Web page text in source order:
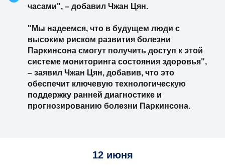
часами", – добавил Чжан Цян.
"Мы надеемся, что в будущем люди с
высоким риском развития болезни
Паркинсона смогут получить доступ к этой
системе мониторинга состояния здоровья",
– заявил Чжан Цян, добавив, что это
обеспечит ключевую технологическую
поддержку ранней диагностике и
прогнозированию болезни Паркинсона.
12 июня